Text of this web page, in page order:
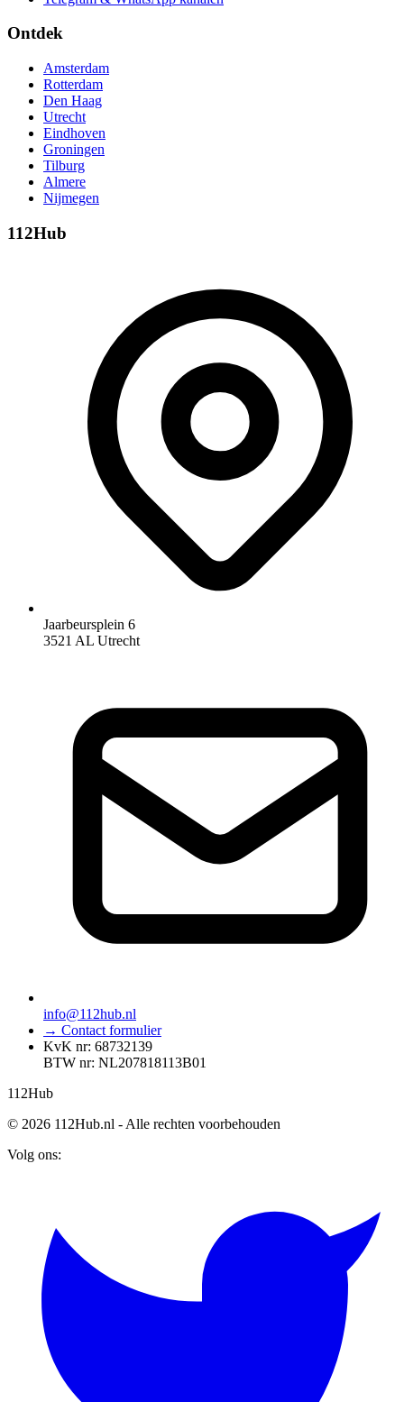
Ontdek
Amsterdam
Rotterdam
Den Haag
Utrecht
Eindhoven
Groningen
Tilburg
Almere
Nijmegen
112Hub
Jaarbeursplein 6
3521 AL Utrecht
info@112hub.nl
→ Contact formulier
KvK nr: 68732139
BTW nr: NL207818113B01
112Hub
© 2026 112Hub.nl - Alle rechten voorbehouden
Volg ons: